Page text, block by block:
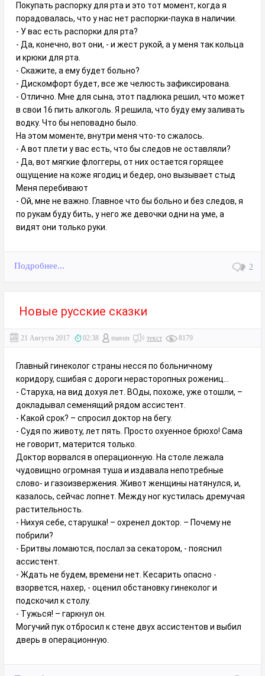
Покупать распорку для рта и это тот момент, когда я
порадовалась, что у нас нет распорки-паука в наличии.
- У вас есть распорки для рта?
- Да, конечно, вот они, - и жест рукой, а у меня так кольца
и крюки для рта.
- Скажите, а ему будет больно?
- Дискомфорт будет, все же челюсть зафиксирована.
- Отлично. Мне для сына, этот падлюка решил, что может
в свои 16 пить алкоголь. Я решила, что буду ему заливать
водку. Что бы неповадно было.
На этом моменте, внутри меня что-то сжалось.
- А вот плети у вас есть, что бы следов не оставляли?
- Да, вот мягкие флоггеры, от них остается горящее
ощущение на коже ягодиц и бедер, оно вызывает стыд
Меня перебивают
- Ой, мне не важно. Главное что бы больно и без следов, я
по рукам буду бить, у него же девочки одни на уме, а
видят они только руки.
Подробнее... 2
Новые русские сказки
21 Августа 2017 02:38 masun текст 8179
Главный гинеколог страны несся по больничному
коридору, сшибая с дороги нерасторопных рожениц...
- Старуха, на вид дохуя лет. ВОды, похоже, уже отошли, –
докладывал семенящий рядом ассистент.
- Какой срок? – спросил доктор на бегу.
- Судя по животу, лет пять. Просто охуенное брюхо! Сама
не говорит, матерится только.
Доктор ворвался в операционную. На столе лежала
чудовищно огромная туша и издавала непотребные
слово- и газоизвержения. Живот женщины натянулся, и,
казалось, сейчас лопнет. Между ног кустилась дремучая
растительность.
- Нихуя себе, старушка! – охренел доктор. – Почему не
побрили?
- Бритвы ломаются, послал за секатором, - пояснил
ассистент.
- Ждать не будем, времени нет. Кесарить опасно -
взорвется, нахер, - оценил обстановку гинеколог и
подскочил к столу.
- Тужься! – гаркнул он.
Могучий пук отбросил к стене двух ассистентов и выбил
дверь в операционную.